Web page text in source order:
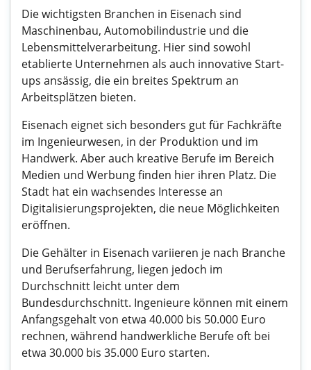
Die wichtigsten Branchen in Eisenach sind
Maschinenbau, Automobilindustrie und die
Lebensmittelverarbeitung. Hier sind sowohl
etablierte Unternehmen als auch innovative Start-
ups ansässig, die ein breites Spektrum an
Arbeitsplätzen bieten.
Eisenach eignet sich besonders gut für Fachkräfte
im Ingenieurwesen, in der Produktion und im
Handwerk. Aber auch kreative Berufe im Bereich
Medien und Werbung finden hier ihren Platz. Die
Stadt hat ein wachsendes Interesse an
Digitalisierungsprojekten, die neue Möglichkeiten
eröffnen.
Die Gehälter in Eisenach variieren je nach Branche
und Berufserfahrung, liegen jedoch im
Durchschnitt leicht unter dem
Bundesdurchschnitt. Ingenieure können mit einem
Anfangsgehalt von etwa 40.000 bis 50.000 Euro
rechnen, während handwerkliche Berufe oft bei
etwa 30.000 bis 35.000 Euro starten.